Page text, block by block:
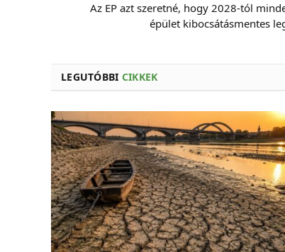
Az EP azt szeretné, hogy 2028-tól
épület kibocsátásmentes
LEGUTÓBBI CIKKEK